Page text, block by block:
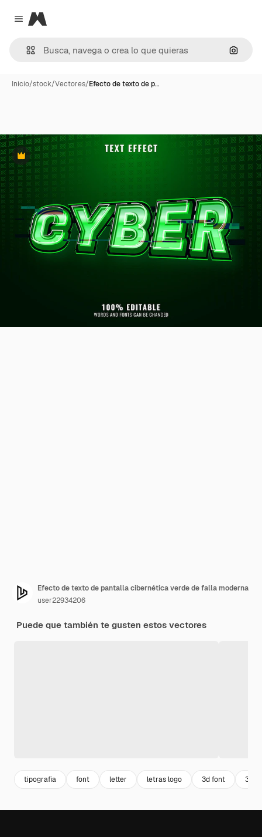
Close menu
Magnific
Inicio/stock/Vectores/Efecto de texto de p…
Premium
Efecto de texto de pantalla cibernética verde de falla moderna
user22934206
Puede que también te gusten estos vectores
tipografia font letter letras logo 3d font 3d